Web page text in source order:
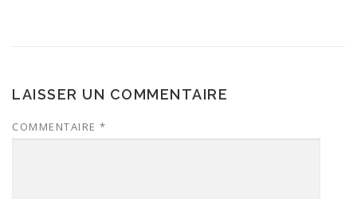
LAISSER UN COMMENTAIRE
COMMENTAIRE *